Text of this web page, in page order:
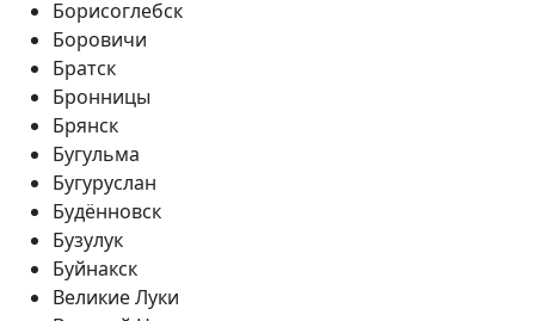
Борисоглебск
Боровичи
Братск
Бронницы
Брянск
Бугульма
Бугуруслан
Будённовск
Бузулук
Буйнакск
Великие Луки